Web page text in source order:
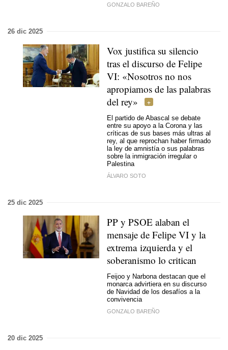
GONZALO BAREÑO
26 dic 2025
Vox justifica su silencio
tras el discurso de Felipe
VI: «Nosotros no nos
apropiamos de las palabras
del rey»
El partido de Abascal se debate
entre su apoyo a la Corona y las
críticas de sus bases más ultras al
rey, al que reprochan haber firmado
la ley de amnistía o sus palabras
sobre la inmigración irregular o
Palestina
ÁLVARO SOTO
25 dic 2025
PP y PSOE alaban el
mensaje de Felipe VI y la
extrema izquierda y el
soberanismo lo critican
Feijoo y Narbona destacan que el
monarca advirtiera en su discurso
de Navidad de los desafíos a la
convivencia
GONZALO BAREÑO
20 dic 2025